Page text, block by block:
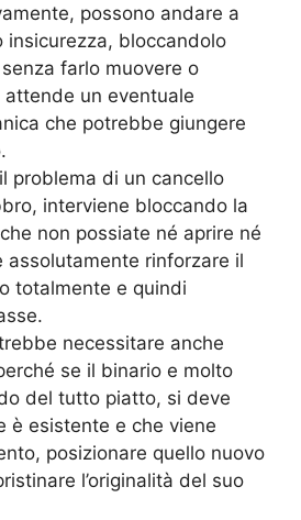
possono andare a
insicurezza, bloccandolo
farlo muovere o
un eventuale
che potrebbe giungere
problema di un cancello
interviene bloccando la
non possiate né aprire né
assolutamente rinforzare il
totalmente e quindi
necessitare anche
se il binario e molto
del tutto piatto, si deve
è esistente e che viene
posizionare quello nuovo
l’originalità del suo